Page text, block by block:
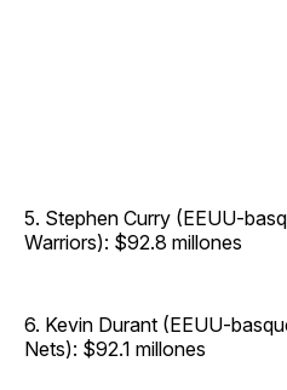
5. Stephen Curry (EEUU-
Warriors): $92.8 millones
6. Kevin Durant (EEUU-
Nets): $92.1 millones